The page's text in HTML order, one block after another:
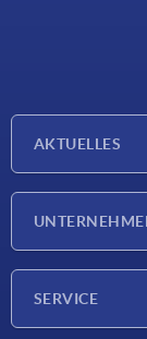
AKTUELLES
SERVICE